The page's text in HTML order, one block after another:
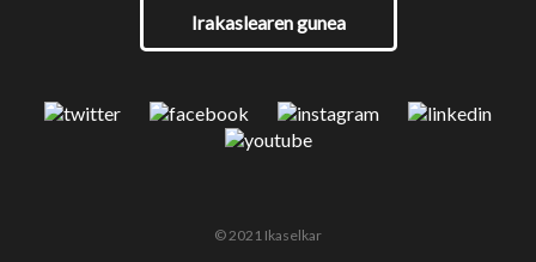
Irakaslearen gunea
© 2021 Ikaselkar